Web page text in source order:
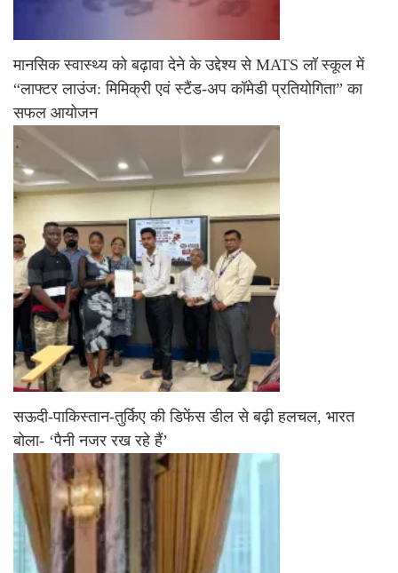
मानसिक स्वास्थ्य को बढ़ावा देने के उद्देश्य से MATS लॉ स्कूल में
“लाफ्टर लाउंज: मिमिक्री एवं स्टैंड-अप कॉमेडी प्रतियोगिता” का
सफल आयोजन
सऊदी-पाकिस्तान-तुर्किए की डिफेंस डील से बढ़ी हलचल, भारत
बोला- ‘पैनी नजर रख रहे हैं’